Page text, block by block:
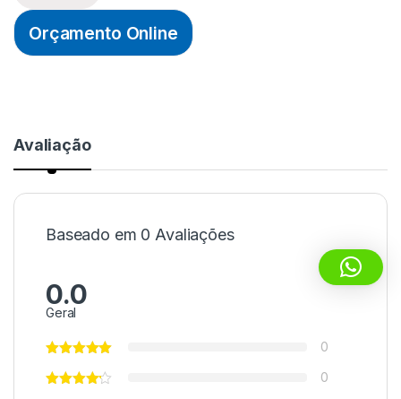
Orçamento Online
Avaliação
Baseado em 0 Avaliações
0.0
Geral
0
0